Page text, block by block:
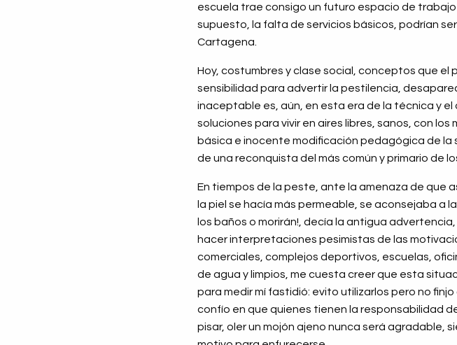
escuela trae consigo un futuro espacio de
supuesto, la falta de servicios básicos, podrían
Cartagena.
Hoy, costumbres y clase social, conceptos que
sensibilidad para advertir la pestilencia,
inaceptable es, aún, en esta era de la técnica y
soluciones para vivir en aires libres, sanos, con
básica e inocente modificación pedagógica de la
de una reconquista del más común y primario de
En tiempos de la peste, ante la amenaza de que
la piel se hacía más permeable, se aconsejaba a
los baños o morirán!, decía la antigua
hacer interpretaciones pesimistas de las
comerciales, complejos deportivos, escuelas,
de agua y limpios, me cuesta creer que esta
para medir mí fastidió: evito utilizarlos pero no
confío en que quienes tienen la responsabilidad
pisar, oler un mojón ajeno nunca será agradable,